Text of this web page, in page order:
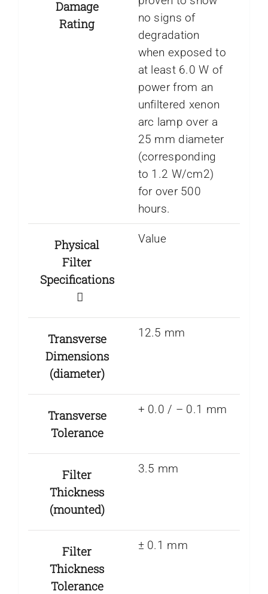
Damage
Rating
no signs of
degradation
when exposed to
at least 6.0 W of
power from an
unfiltered xenon
arc lamp over a
25 mm diameter
(corresponding
to 1.2 W/cm2)
for over 500
hours.
Physical
Filter
Specifications
Value
Transverse
Dimensions
(diameter)
12.5 mm
Transverse
Tolerance
+ 0.0 / – 0.1 mm
Filter
Thickness
(mounted)
3.5 mm
Filter
Thickness
Tolerance
± 0.1 mm